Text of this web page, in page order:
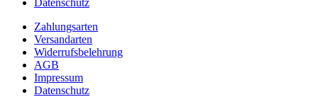
Zahlungsarten
Versandarten
Widerrufsbelehrung
AGB
Impressum
Datenschutz